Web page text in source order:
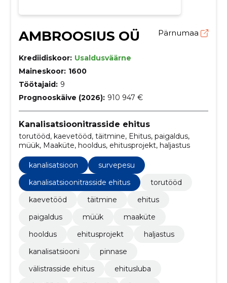
AMBROOSIUS OÜ Pärnumaa
Krediidiskoor: Usaldusväärne
Maineskoor: 1600
Töötajaid: 9
Prognooskäive (2026): 910 947 €
Kanalisatsioonitrasside ehitus
torutööd, kaevetööd, täitmine, Ehitus, paigaldus,
müük, Maaküte, hooldus, ehitusprojekt, haljastus
kanalisatsioon
survepesu
kanalisatsioonitrasside ehitus
torutööd
kaevetööd
täitmine
ehitus
paigaldus
müük
maaküte
hooldus
ehitusprojekt
haljastus
kanalisatsiooni
pinnase
välistrasside ehitus
ehitusluba